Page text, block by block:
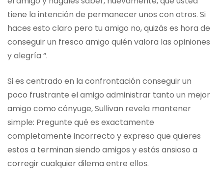
tiene la intención de permanecer unos con otros. Si
haces esto claro pero tu amigo no, quizás es hora de
conseguir un fresco amigo quién valora las opiniones
y alegría “.
Si es centrado en la confrontación conseguir un
poco frustrante el amigo administrar tanto un mejor
amigo como cónyuge, Sullivan revela mantener
simple: Pregunte qué es exactamente
completamente incorrecto y expreso que quieres
estos a terminan siendo amigos y estás ansioso a
corregir cualquier dilema entre ellos.